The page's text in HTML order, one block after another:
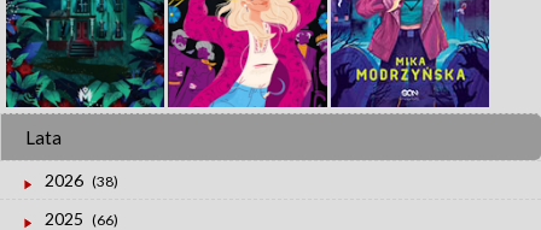
Lata
2026 (38)
2025 (66)